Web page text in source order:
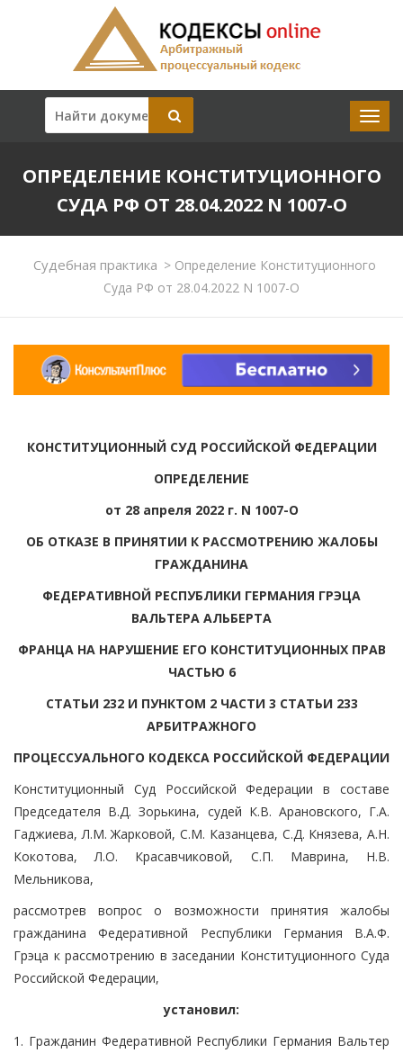
ОПРЕДЕЛЕНИЕ КОНСТИТУЦИОННОГО
СУДА РФ ОТ 28.04.2022 N 1007-О
Судебная практика > Определение Конституционного
Суда РФ от 28.04.2022 N 1007-О
КОНСТИТУЦИОННЫЙ СУД РОССИЙСКОЙ ФЕДЕРАЦИИ
ОПРЕДЕЛЕНИЕ
от 28 апреля 2022 г. N 1007-О
ОБ ОТКАЗЕ В ПРИНЯТИИ К РАССМОТРЕНИЮ ЖАЛОБЫ
ГРАЖДАНИНА
ФЕДЕРАТИВНОЙ РЕСПУБЛИКИ ГЕРМАНИЯ ГРЭЦА
ВАЛЬТЕРА АЛЬБЕРТА
ФРАНЦА НА НАРУШЕНИЕ ЕГО КОНСТИТУЦИОННЫХ ПРАВ
ЧАСТЬЮ 6
СТАТЬИ 232 И ПУНКТОМ 2 ЧАСТИ 3 СТАТЬИ 233
АРБИТРАЖНОГО
ПРОЦЕССУАЛЬНОГО КОДЕКСА РОССИЙСКОЙ ФЕДЕРАЦИИ
Конституционный Суд Российской Федерации в составе
Председателя В.Д. Зорькина, судей К.В. Арановского, Г.А.
Гаджиева, Л.М. Жарковой, С.М. Казанцева, С.Д. Князева, А.Н.
Кокотова, Л.О. Красавчиковой, С.П. Маврина, Н.В.
Мельникова,
рассмотрев вопрос о возможности принятия жалобы
гражданина Федеративной Республики Германия В.А.Ф.
Грэца к рассмотрению в заседании Конституционного Суда
Российской Федерации,
установил:
1. Гражданин Федеративной Республики Германия Вальтер